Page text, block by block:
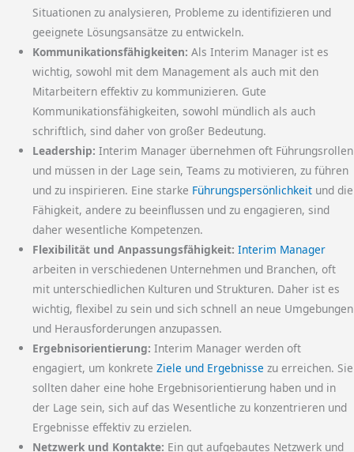
Situationen zu analysieren, Probleme zu identifizieren und
geeignete Lösungsansätze zu entwickeln.
Kommunikationsfähigkeiten: Als Interim Manager ist es
wichtig, sowohl mit dem Management als auch mit den
Mitarbeitern effektiv zu kommunizieren. Gute
Kommunikationsfähigkeiten, sowohl mündlich als auch
schriftlich, sind daher von großer Bedeutung.
Leadership: Interim Manager übernehmen oft Führungsrollen
und müssen in der Lage sein, Teams zu motivieren, zu führen
und zu inspirieren. Eine starke Führungspersönlichkeit und die
Fähigkeit, andere zu beeinflussen und zu engagieren, sind
daher wesentliche Kompetenzen.
Flexibilität und Anpassungsfähigkeit: Interim Manager
arbeiten in verschiedenen Unternehmen und Branchen, oft
mit unterschiedlichen Kulturen und Strukturen. Daher ist es
wichtig, flexibel zu sein und sich schnell an neue Umgebungen
und Herausforderungen anzupassen.
Ergebnisorientierung: Interim Manager werden oft
engagiert, um konkreteZiele und Ergebnisse zu erreichen. Sie
sollten daher eine hohe Ergebnisorientierung haben und in
der Lage sein, sich auf das Wesentliche zu konzentrieren und
Ergebnisse effektiv zu erzielen.
Netzwerk und Kontakte: Ein gut aufgebautes Netzwerk und